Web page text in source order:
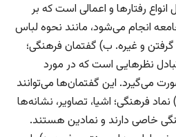
رفتارها و اعمالی است که بر
انجام می‌شود، مانند نحوه لباس
و غیره. ب) گفتمان فرهنگی؛
نظرهایی است که در مورد
می‌گیرد. این گفتمان‌ها می‌توانند
فرهنگی؛ اشیا، تصاویر، نشانه‌ها
خاصی دارند و نمادین هستند.